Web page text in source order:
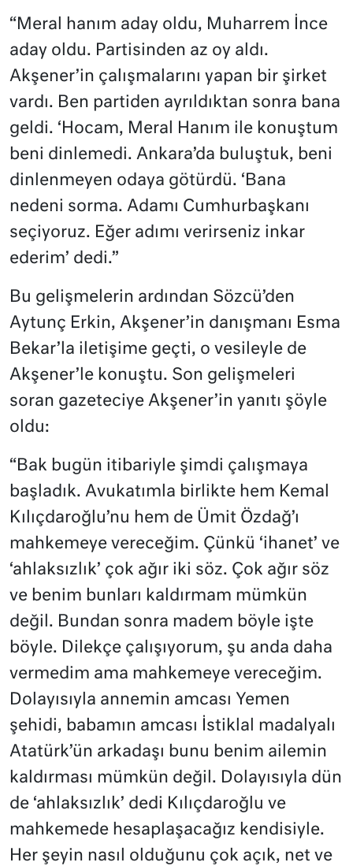
“Meral hanım aday oldu, Muharrem İnce
aday oldu. Partisinden az oy aldı.
Akşener’in çalışmalarını yapan bir şirket
vardı. Ben partiden ayrıldıktan sonra bana
geldi. ‘Hocam, Meral Hanım ile konuştum
beni dinlemedi. Ankara’da buluştuk, beni
dinlenmeyen odaya götürdü. ‘Bana
nedeni sorma. Adamı Cumhurbaşkanı
seçiyoruz. Eğer adımı verirseniz inkar
ederim’ dedi.”
Bu gelişmelerin ardından Sözcü’den
Aytunç Erkin, Akşener’in danışmanı Esma
Bekar’la iletişime geçti, o vesileyle de
Akşener’le konuştu. Son gelişmeleri
soran gazeteciye Akşener’in yanıtı şöyle
oldu:
“Bak bugün itibariyle şimdi çalışmaya
başladık. Avukatımla birlikte hem Kemal
Kılıçdaroğlu’nu hem de Ümit Özdağ’ı
mahkemeye vereceğim. Çünkü ‘ihanet’ ve
‘ahlaksızlık’ çok ağır iki söz. Çok ağır söz
ve benim bunları kaldırmam mümkün
değil. Bundan sonra madem böyle işte
böyle. Dilekçe çalışıyorum, şu anda daha
vermedim ama mahkemeye vereceğim.
Dolayısıyla annemin amcası Yemen
şehidi, babamın amcası İstiklal madalyalı
Atatürk’ün arkadaşı bunu benim ailemin
kaldırması mümkün değil. Dolayısıyla dün
de ‘ahlaksızlık’ dedi Kılıçdaroğlu ve
mahkemede hesaplaşacağız kendisiyle.
Her şeyin nasıl olduğunu çok açık, net ve